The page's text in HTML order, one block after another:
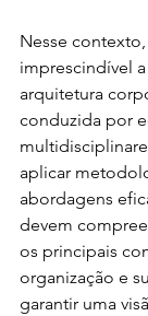
Nesse
imprescindível
arquitetura
conduzida por
aplicar
abordagens
devem
os principais
organização e
garantir uma